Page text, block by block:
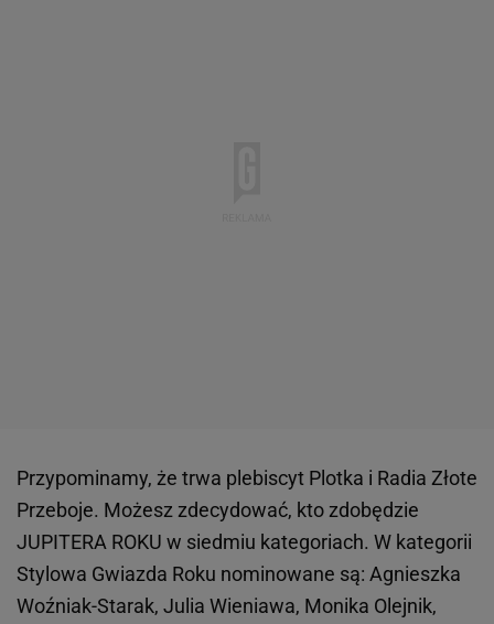
Przypominamy, że trwa plebiscyt Plotka i Radia Złote
Przeboje. Możesz zdecydować, kto zdobędzie
JUPITERA ROKU w siedmiu kategoriach. W kategorii
Stylowa Gwiazda Roku nominowane są: Agnieszka
Woźniak-Starak, Julia Wieniawa, Monika Olejnik,